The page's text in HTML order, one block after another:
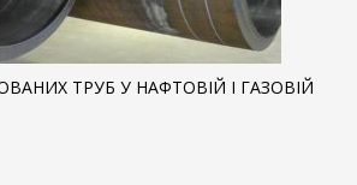
ТРУБ У НАФТОВІЙ І ГАЗОВІЙ